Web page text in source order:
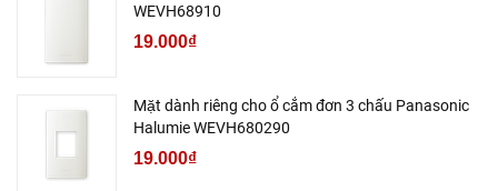
WEVH68910
19.000₫
Mặt dành riêng cho ổ cắm đơn 3 chấu Panasonic
Halumie WEVH680290
19.000₫